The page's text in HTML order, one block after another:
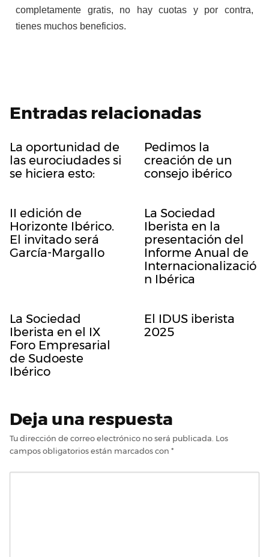
completamente gratis, no hay cuotas y por contra,
tienes muchos beneficios.
Entradas relacionadas
La oportunidad de
las eurociudades si
se hiciera esto:
Pedimos la
creación de un
consejo ibérico
II edición de
Horizonte Ibérico.
El invitado será
García-Margallo
La Sociedad
Iberista en la
presentación del
Informe Anual de
Internacionalizació
n Ibérica
La Sociedad
Iberista en el IX
Foro Empresarial
de Sudoeste
Ibérico
El IDUS iberista
2025
Deja una respuesta
Tu dirección de correo electrónico no será publicada. Los
campos obligatorios están marcados con *